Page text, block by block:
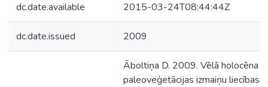
dc.date.available 2015-03-24T08:44:44Z
dc.date.issued 2009
Āboltiņa D. 2009. Vēlā holocēna
paleoveģetācijas izmaiņu liecības